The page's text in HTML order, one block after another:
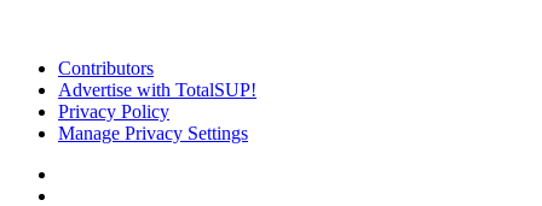
Contributors
Advertise with TotalSUP!
Privacy Policy
Manage Privacy Settings